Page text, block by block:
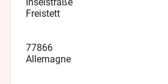
Freistett
77866
Allemagne